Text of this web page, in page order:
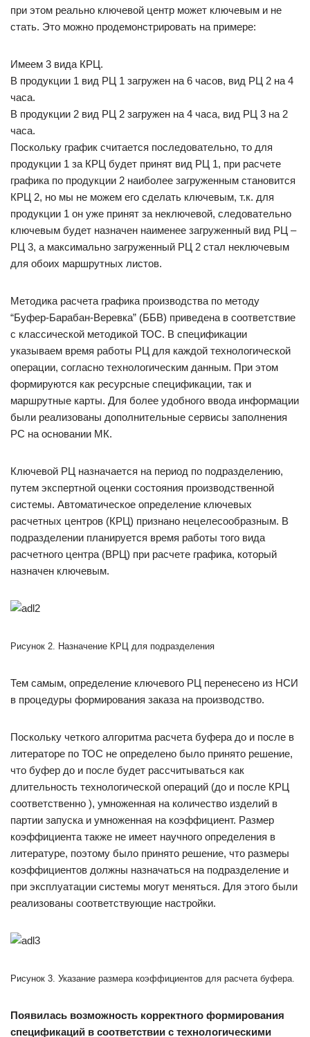
при этом реально ключевой центр может ключевым и не
стать. Это можно продемонстрировать на примере:
Имеем 3 вида КРЦ.
В продукции 1 вид РЦ 1 загружен на 6 часов, вид РЦ 2 на 4
часа.
В продукции 2 вид РЦ 2 загружен на 4 часа, вид РЦ 3 на 2
часа.
Поскольку график считается последовательно, то для
продукции 1 за КРЦ будет принят вид РЦ 1, при расчете
графика по продукции 2 наиболее загруженным становится
КРЦ 2, но мы не можем его сделать ключевым, т.к. для
продукции 1 он уже принят за неключевой, следовательно
ключевым будет назначен наименее загруженный вид РЦ –
РЦ 3, а максимально загруженный РЦ 2 стал неключевым
для обоих маршрутных листов.
Методика расчета графика производства по методу
“Буфер-Барабан-Веревка” (ББВ) приведена в соответствие
с классической методикой ТОС. В спецификации
указываем время работы РЦ для каждой технологической
операции, согласно технологическим данным. При этом
формируются как ресурсные спецификации, так и
маршрутные карты. Для более удобного ввода информации
были реализованы дополнительные сервисы заполнения
РС на основании МК.
Ключевой РЦ назначается на период по подразделению,
путем экспертной оценки состояния производственной
системы. Автоматическое определение ключевых
расчетных центров (КРЦ) признано нецелесообразным. В
подразделении планируется время работы того вида
расчетного центра (ВРЦ) при расчете графика, который
назначен ключевым.
Рисунок 2. Назначение КРЦ для подразделения
Тем самым, определение ключевого РЦ перенесено из НСИ
в процедуры формирования заказа на производство.
Поскольку четкого алгоритма расчета буфера до и после в
литераторе по ТОС не определено было принято решение,
что буфер до и после будет рассчитываться как
длительность технологической операций (до и после КРЦ
соответственно ), умноженная на количество изделий в
партии запуска и умноженная на коэффициент. Размер
коэффициента также не имеет научного определения в
литературе, поэтому было принято решение, что размеры
коэффициентов должны назначаться на подразделение и
при эксплуатации системы могут меняться. Для этого были
реализованы соответствующие настройки.
Рисунок 3. Указание размера коэффициентов для расчета буфера.
Появилась возможность корректного формирования
спецификаций в соответствии с технологическими